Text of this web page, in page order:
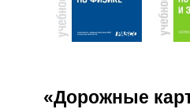
«Дорожные